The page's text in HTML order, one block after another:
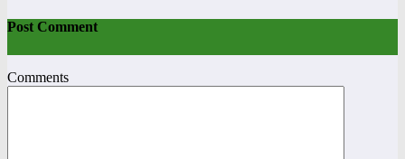
Post Comment
Comments